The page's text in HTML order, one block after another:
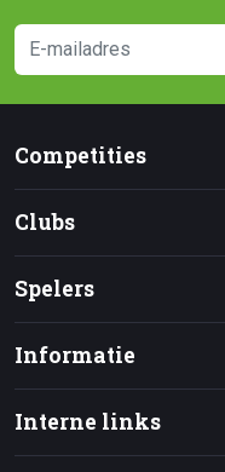
Competities
Clubs
Spelers
Informatie
Interne links